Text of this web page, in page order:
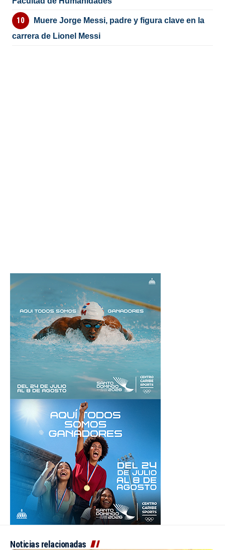
Muere Jorge Messi, padre y figura clave en la
carrera de Lionel Messi
Noticias relacionadas